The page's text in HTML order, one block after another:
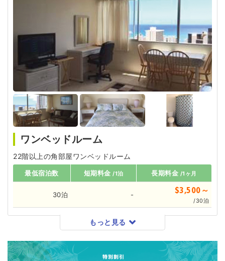
ワンベッドルーム
22階以上の角部屋ワンベッドルーム
最低宿泊数 短期料金 /1泊 長期料金 /1ヶ月
30泊 - $3,500～
/30泊
もっと見る